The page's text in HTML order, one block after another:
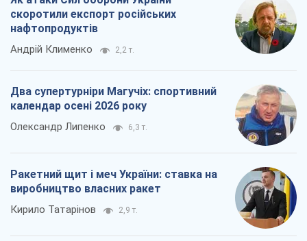
скоротили експорт російських
нафтопродуктів
Андрій Клименко 2,2 т.
Два супертурніри Магучіх: спортивний
календар осені 2026 року
Олександр Липенко 6,3 т.
Ракетний щит і меч України: ставка на
виробництво власних ракет
Кирило Татарінов 2,9 т.